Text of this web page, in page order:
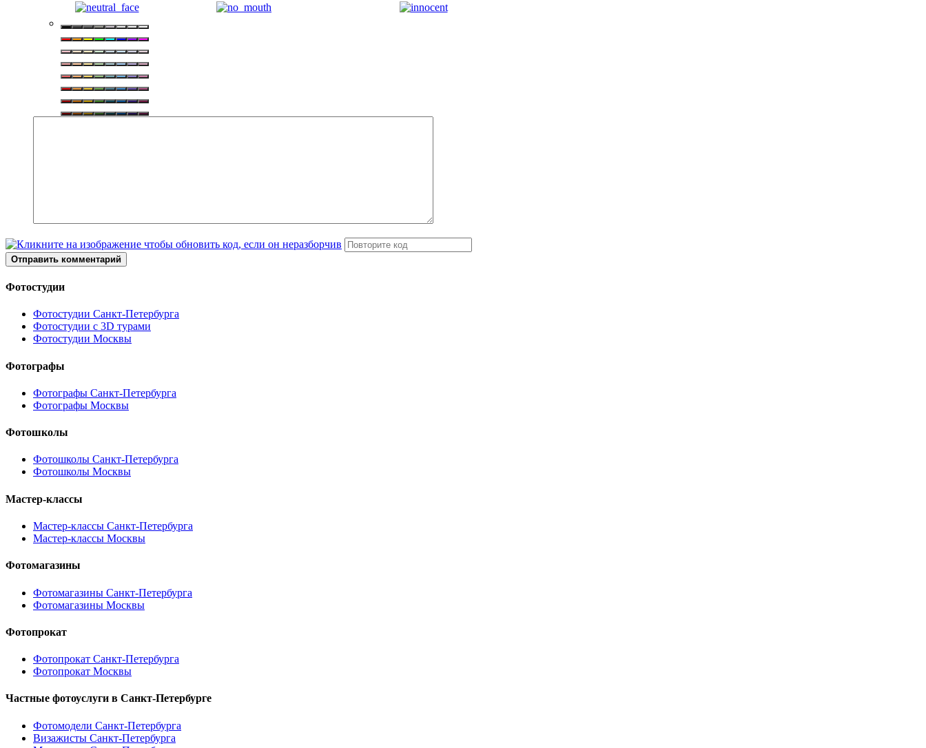
Отправить комментарий
Фотостудии
Фотостудии Санкт-Петербурга
Фотостудии с 3D турами
Фотостудии Москвы
Фотографы
Фотографы Санкт-Петербурга
Фотографы Москвы
Фотошколы
Фотошколы Санкт-Петербурга
Фотошколы Москвы
Мастер-классы
Мастер-классы Санкт-Петербурга
Мастер-классы Москвы
Фотомагазины
Фотомагазины Санкт-Петербурга
Фотомагазины Москвы
Фотопрокат
Фотопрокат Санкт-Петербурга
Фотопрокат Москвы
Частные фотоуслуги в Санкт-Петербурге
Фотомодели Санкт-Петербурга
Визажисты Санкт-Петербурга